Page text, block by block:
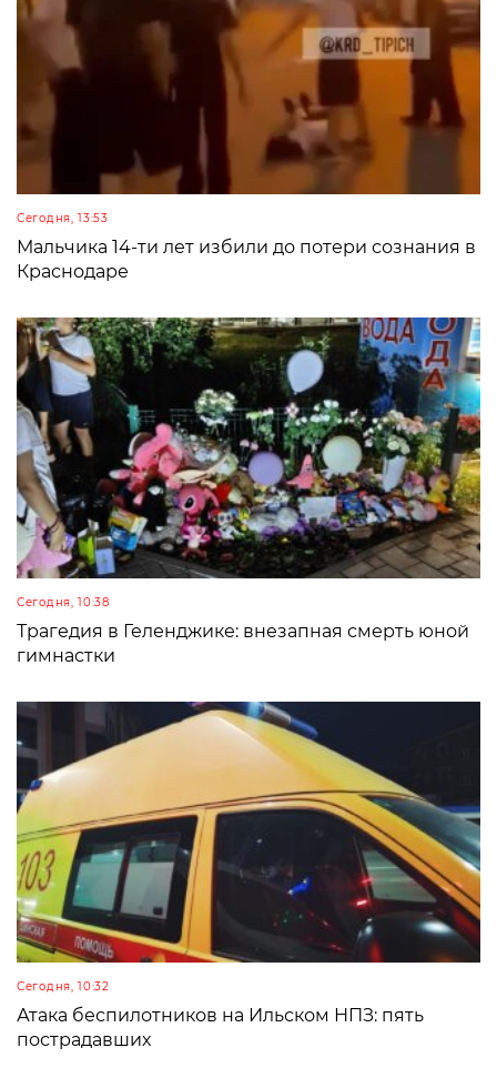
Сегодня, 13:53
Мальчика 14-ти лет избили до потери сознания в
Краснодаре
Сегодня, 10:38
Трагедия в Геленджике: внезапная смерть юной
гимнастки
Сегодня, 10:32
Атака беспилотников на Ильском НПЗ: пять
пострадавших